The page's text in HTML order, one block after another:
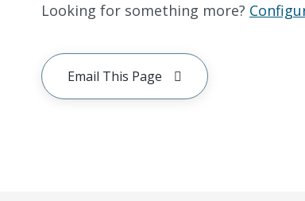
Looking for something more?
Email This Page